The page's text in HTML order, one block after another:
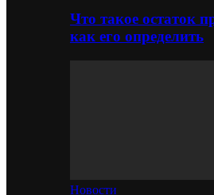
Что такое остаток
как его определить
Новости